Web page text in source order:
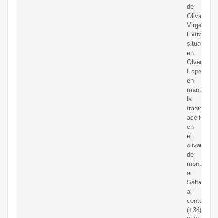
de
Oliva
Virgen
Extra
situada
en
Olvera.
en
mantener
la
tradición
aceitera
en
el
olivar
de
monta?
a.
Saltar
al
contenido
(+34)